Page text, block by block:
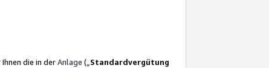
die in derAnlage („ Standardvergütung